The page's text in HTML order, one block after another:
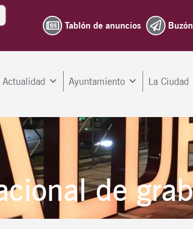
Tablón de anuncios
Actualidad Ayuntamiento La Ciudad
de